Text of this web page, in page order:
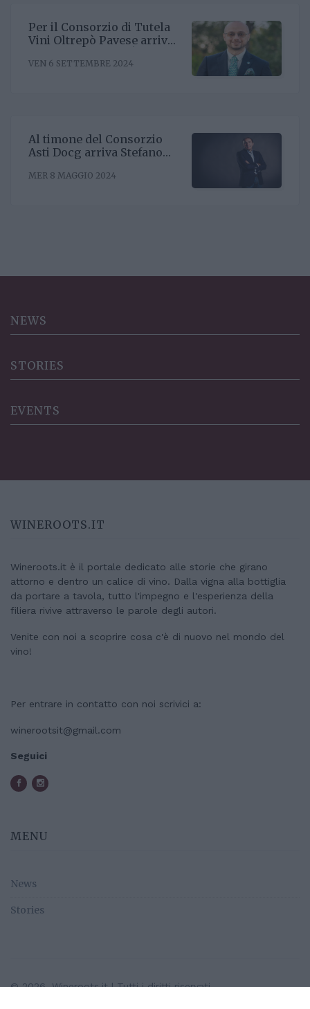
Per il Consorzio di Tutela
Vini Oltrepò Pavese arriva
Riccardo Binda
VEN 6 SETTEMBRE 2024
Al timone del Consorzio
Asti Docg arriva Stefano
sinergia associativa e far
MER 8 MAGGIO 2024
NEWS
STORIES
EVENTS
WINEROOTS.IT
Wineroots.it è il portale dedicato alle storie che girano
attorno e dentro un calice di vino. Dalla vigna alla bottiglia
da portare a tavola, tutto l'impegno e l'esperienza della
filiera rivive attraverso le parole degli autori.
Venite con noi a scoprire cosa c'è di nuovo nel mondo del
vino!
Per entrare in contatto con noi scrivici a:
winerootsit@gmail.com
Seguici
MENU
News
Stories
© 2026, Wineroots.it | Tutti i diritti riservati.